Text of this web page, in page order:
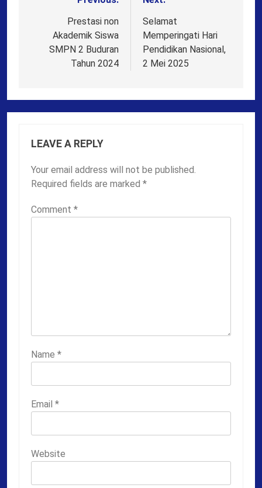
navigation
Prestasi non
Akademik Siswa
SMPN 2 Buduran
Tahun 2024
Selamat
Memperingati Hari
Pendidikan Nasional,
2 Mei 2025
LEAVE A REPLY
Your email address will not be published.
Required fields are marked *
Comment *
Name *
Email *
Website